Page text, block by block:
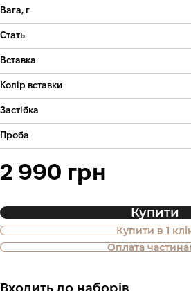
Вага, г
Стать
Вставка
Колір вставки
Застібка
Проба
2 990 грн
Купити
Купити в 1
Оплата
Також доступна покупка
оплату частинами